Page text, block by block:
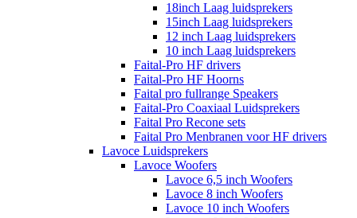
18inch Laag luidsprekers
15inch Laag luidsprekers
12 inch Laag luidsprekers
10 inch Laag luidsprekers
Faital-Pro HF drivers
Faital-Pro HF Hoorns
Faital pro fullrange Speakers
Faital-Pro Coaxiaal Luidsprekers
Faital Pro Recone sets
Faital Pro Menbranen voor HF drivers
Lavoce Luidsprekers
Lavoce Woofers
Lavoce 6,5 inch Woofers
Lavoce 8 inch Woofers
Lavoce 10 inch Woofers